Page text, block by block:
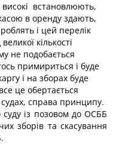
встановлюють,
в оренду здають,
і цей перелік
кількості
не подобається
примириться і буде
і на зборах буде
це обертається
справа принципу.
із позовом до ОСББ
зборів та скасування